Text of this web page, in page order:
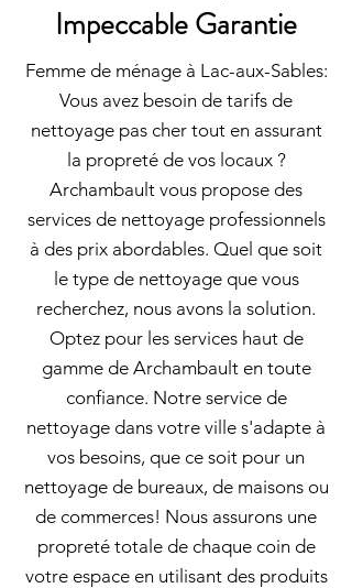
Impeccable Garantie
Femme de ménage à Lac-aux-Sables:
Vous avez besoin de tarifs de
nettoyage pas cher tout en assurant
la propreté de vos locaux ?
Archambault vous propose des
services de nettoyage professionnels
à des prix abordables. Quel que soit
le type de nettoyage que vous
recherchez, nous avons la solution.
Optez pour les services haut de
gamme de Archambault en toute
confiance. Notre service de
nettoyage dans votre ville s'adapte à
vos besoins, que ce soit pour un
nettoyage de bureaux, de maisons ou
de commerces! Nous assurons une
propreté totale de chaque coin de
votre espace en utilisant des produits